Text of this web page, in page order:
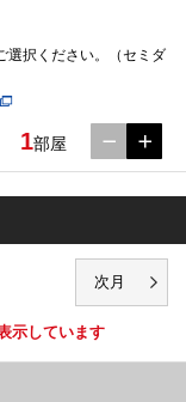
選択ください。（セミダ
1部屋
示しています